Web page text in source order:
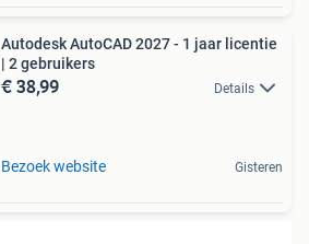
Autodesk AutoCAD 2027 - 1 jaar licentie
| 2 gebruikers
€ 38,99 Details
Bezoek website Gisteren